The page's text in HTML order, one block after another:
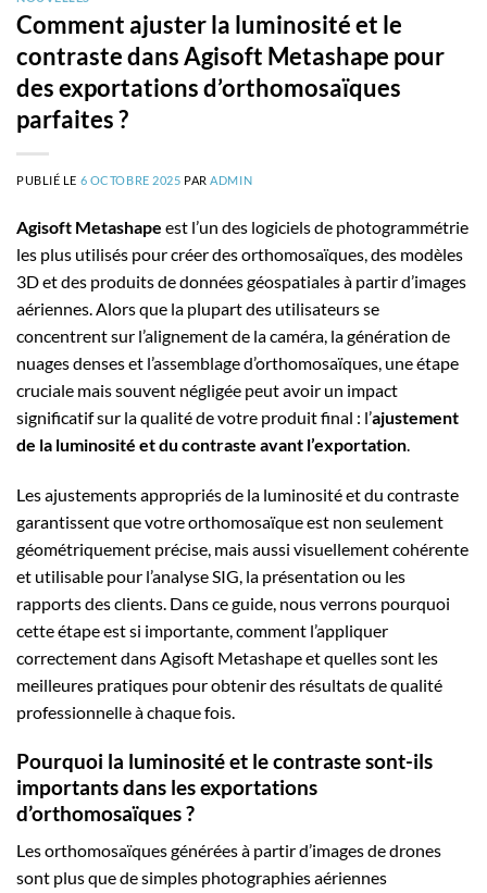
Comment ajuster la luminosité et le
contraste dans Agisoft Metashape pour
des exportations d’orthomosaïques
parfaites ?
PUBLIÉ LE 6 OCTOBRE 2025 PARADMIN
Agisoft Metashape est l’un des logiciels de photogrammétrie
les plus utilisés pour créer des orthomosaïques, des modèles
3D et des produits de données géospatiales à partir d’images
aériennes. Alors que la plupart des utilisateurs se
concentrent sur l’alignement de la caméra, la génération de
nuages denses et l’assemblage d’orthomosaïques, une étape
cruciale mais souvent négligée peut avoir un impact
significatif sur la qualité de votre produit final : l’ajustement
de la luminosité et du contraste avant l’exportation.
Les ajustements appropriés de la luminosité et du contraste
garantissent que votre orthomosaïque est non seulement
géométriquement précise, mais aussi visuellement cohérente
et utilisable pour l’analyse SIG, la présentation ou les
rapports des clients. Dans ce guide, nous verrons pourquoi
cette étape est si importante, comment l’appliquer
correctement dans Agisoft Metashape et quelles sont les
meilleures pratiques pour obtenir des résultats de qualité
professionnelle à chaque fois.
Pourquoi la luminosité et le contraste sont-ils
importants dans les exportations
d’orthomosaïques ?
Les orthomosaïques générées à partir d’images de drones
sont plus que de simples photographies aériennes